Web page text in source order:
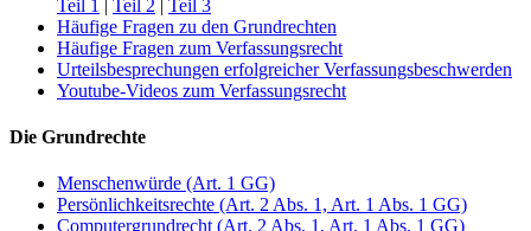
Teil 1 | Teil 2 | Teil 3
Häufige Fragen zu den Grundrechten
Häufige Fragen zum Verfassungsrecht
Urteilsbesprechungen erfolgreicher Verfassungsbeschwerden
Youtube-Videos zum Verfassungsrecht
Die Grundrechte
Menschenwürde (Art. 1 GG)
Persönlichkeitsrechte (Art. 2 Abs. 1, Art. 1 Abs. 1 GG)
Computergrundrecht (Art. 2 Abs. 1, Art. 1 Abs. 1 GG)